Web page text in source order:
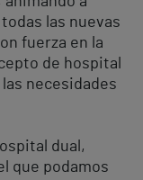
las nuevas
fuerza en la
de hospital
necesidades
dual,
que podamos